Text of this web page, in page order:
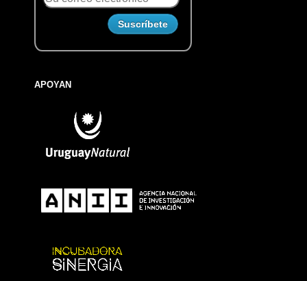
APOYAN